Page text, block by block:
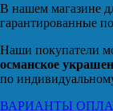
В нашем магазине
гарантированные
Наши покупатели
османское
по
ВАРИАНТЫ